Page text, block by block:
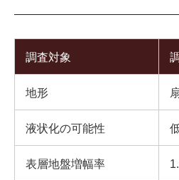
調査対象
地形
液状化の可能性
表層地盤増幅率